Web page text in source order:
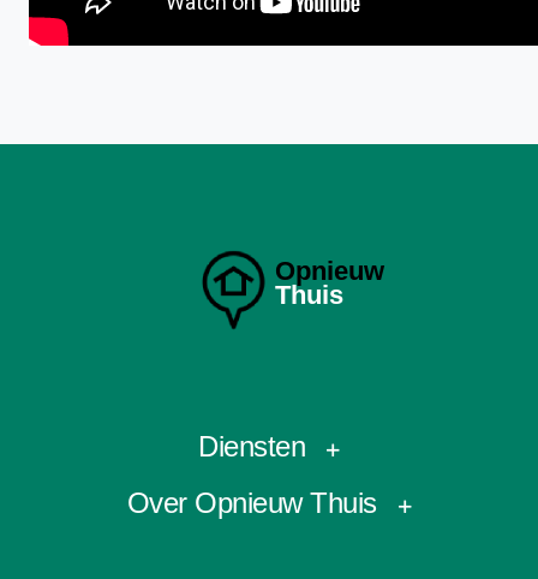
Opnieuw
Thuis
Diensten
Afgebroken sleutel
Over Opnieuw Thuis